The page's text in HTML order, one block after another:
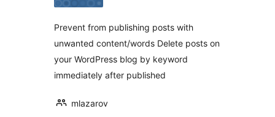
Prevent from publishing posts with
unwanted content/words Delete posts on
your WordPress blog by keyword
immediately after published
mlazarov